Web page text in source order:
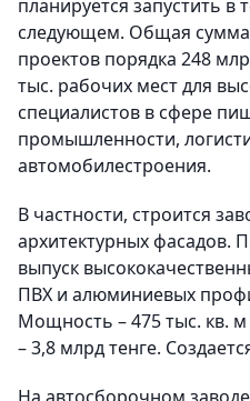
планируется запустить в
следующем. Общая сумма
проектов порядка 248
тыс. рабочих мест для
специалистов в сфере
промышленности,
автомобилестроения.
В частности, строится
архитектурных фасадов.
выпуск
ПВХ и алюминиевых
Мощность – 475 тыс. кв.
– 3,8 млрд тенге.